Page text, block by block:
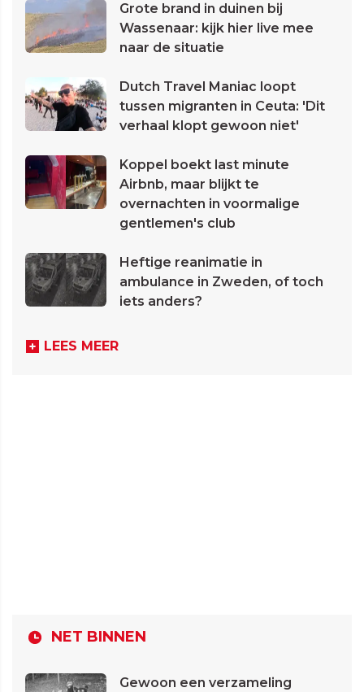
Grote brand in duinen bij
Wassenaar: kijk hier live mee
naar de situatie
Dutch Travel Maniac loopt
tussen migranten in Ceuta: 'Dit
verhaal klopt gewoon niet'
Koppel boekt last minute
Airbnb, maar blijkt te
overnachten in voormalige
gentlemen's club
Heftige reanimatie in
ambulance in Zweden, of toch
iets anders?
LEES MEER
NET BINNEN
Gewoon een verzameling